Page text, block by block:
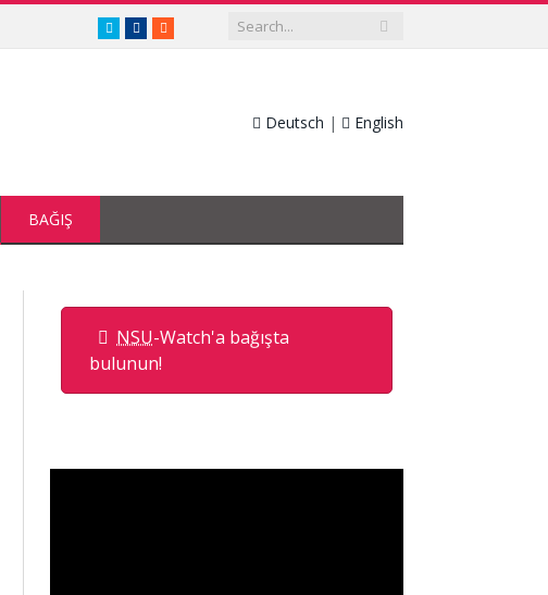
twitter.com/nsuwatch
facebook.com/nsuwatch
RSS
Deutsch | English
BAĞIŞ
NSU-Watch'a bağışta
bulunun!